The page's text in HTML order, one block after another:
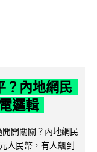
？內地網民
邏輯
開關關？內地網民
人民幣，有人飆到